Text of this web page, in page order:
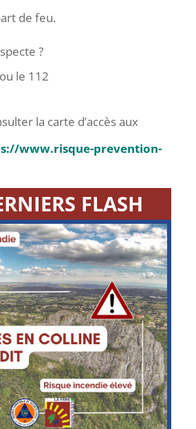
de feu.
?
le 112
la carte d’accès aux
www.risque-prevention-
FLASH